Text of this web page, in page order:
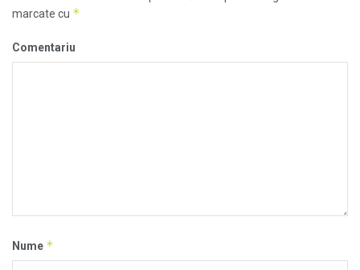
marcate cu *
Comentariu
Nume *